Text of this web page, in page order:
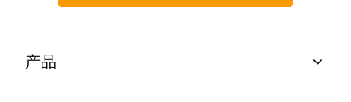
产品